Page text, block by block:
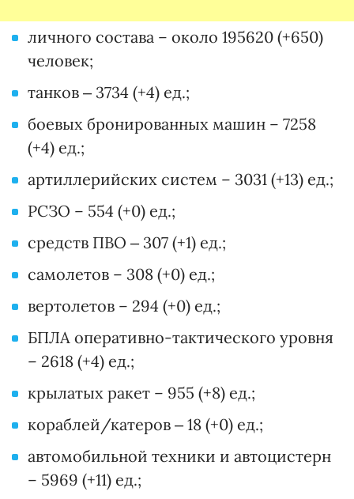
личного состава – около 195620 (+650)
человек;
танков ‒ 3734 (+4) ед.;
боевых бронированных машин – 7258
(+4) ед.;
артиллерийских систем – 3031 (+13) ед.;
РСЗО – 554 (+0) ед.;
средств ПВО ‒ 307 (+1) ед.;
самолетов – 308 (+0) ед.;
вертолетов – 294 (+0) ед.;
БПЛА оперативно-тактического уровня
– 2618 (+4) ед.;
крылатых ракет – 955 (+8) ед.;
кораблей/катеров ‒ 18 (+0) ед.;
автомобильной техники и автоцистерн
– 5969 (+11) ед.;